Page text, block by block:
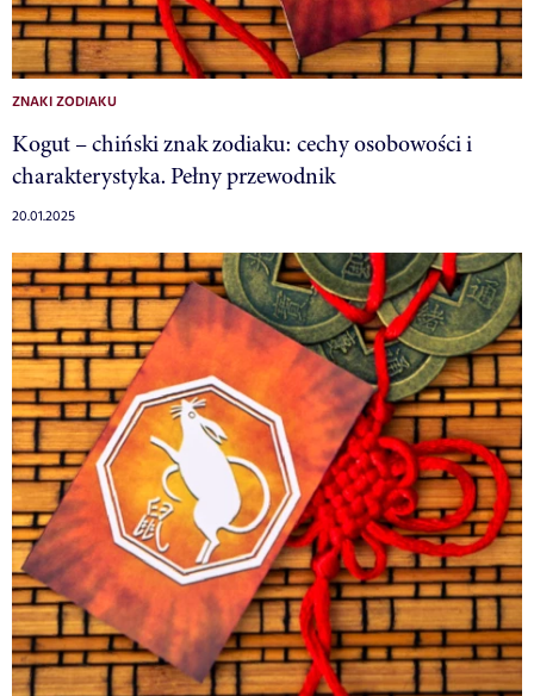
ZNAKI ZODIAKU
Kogut – chiński znak zodiaku: cechy osobowości i
charakterystyka. Pełny przewodnik
20.01.2025